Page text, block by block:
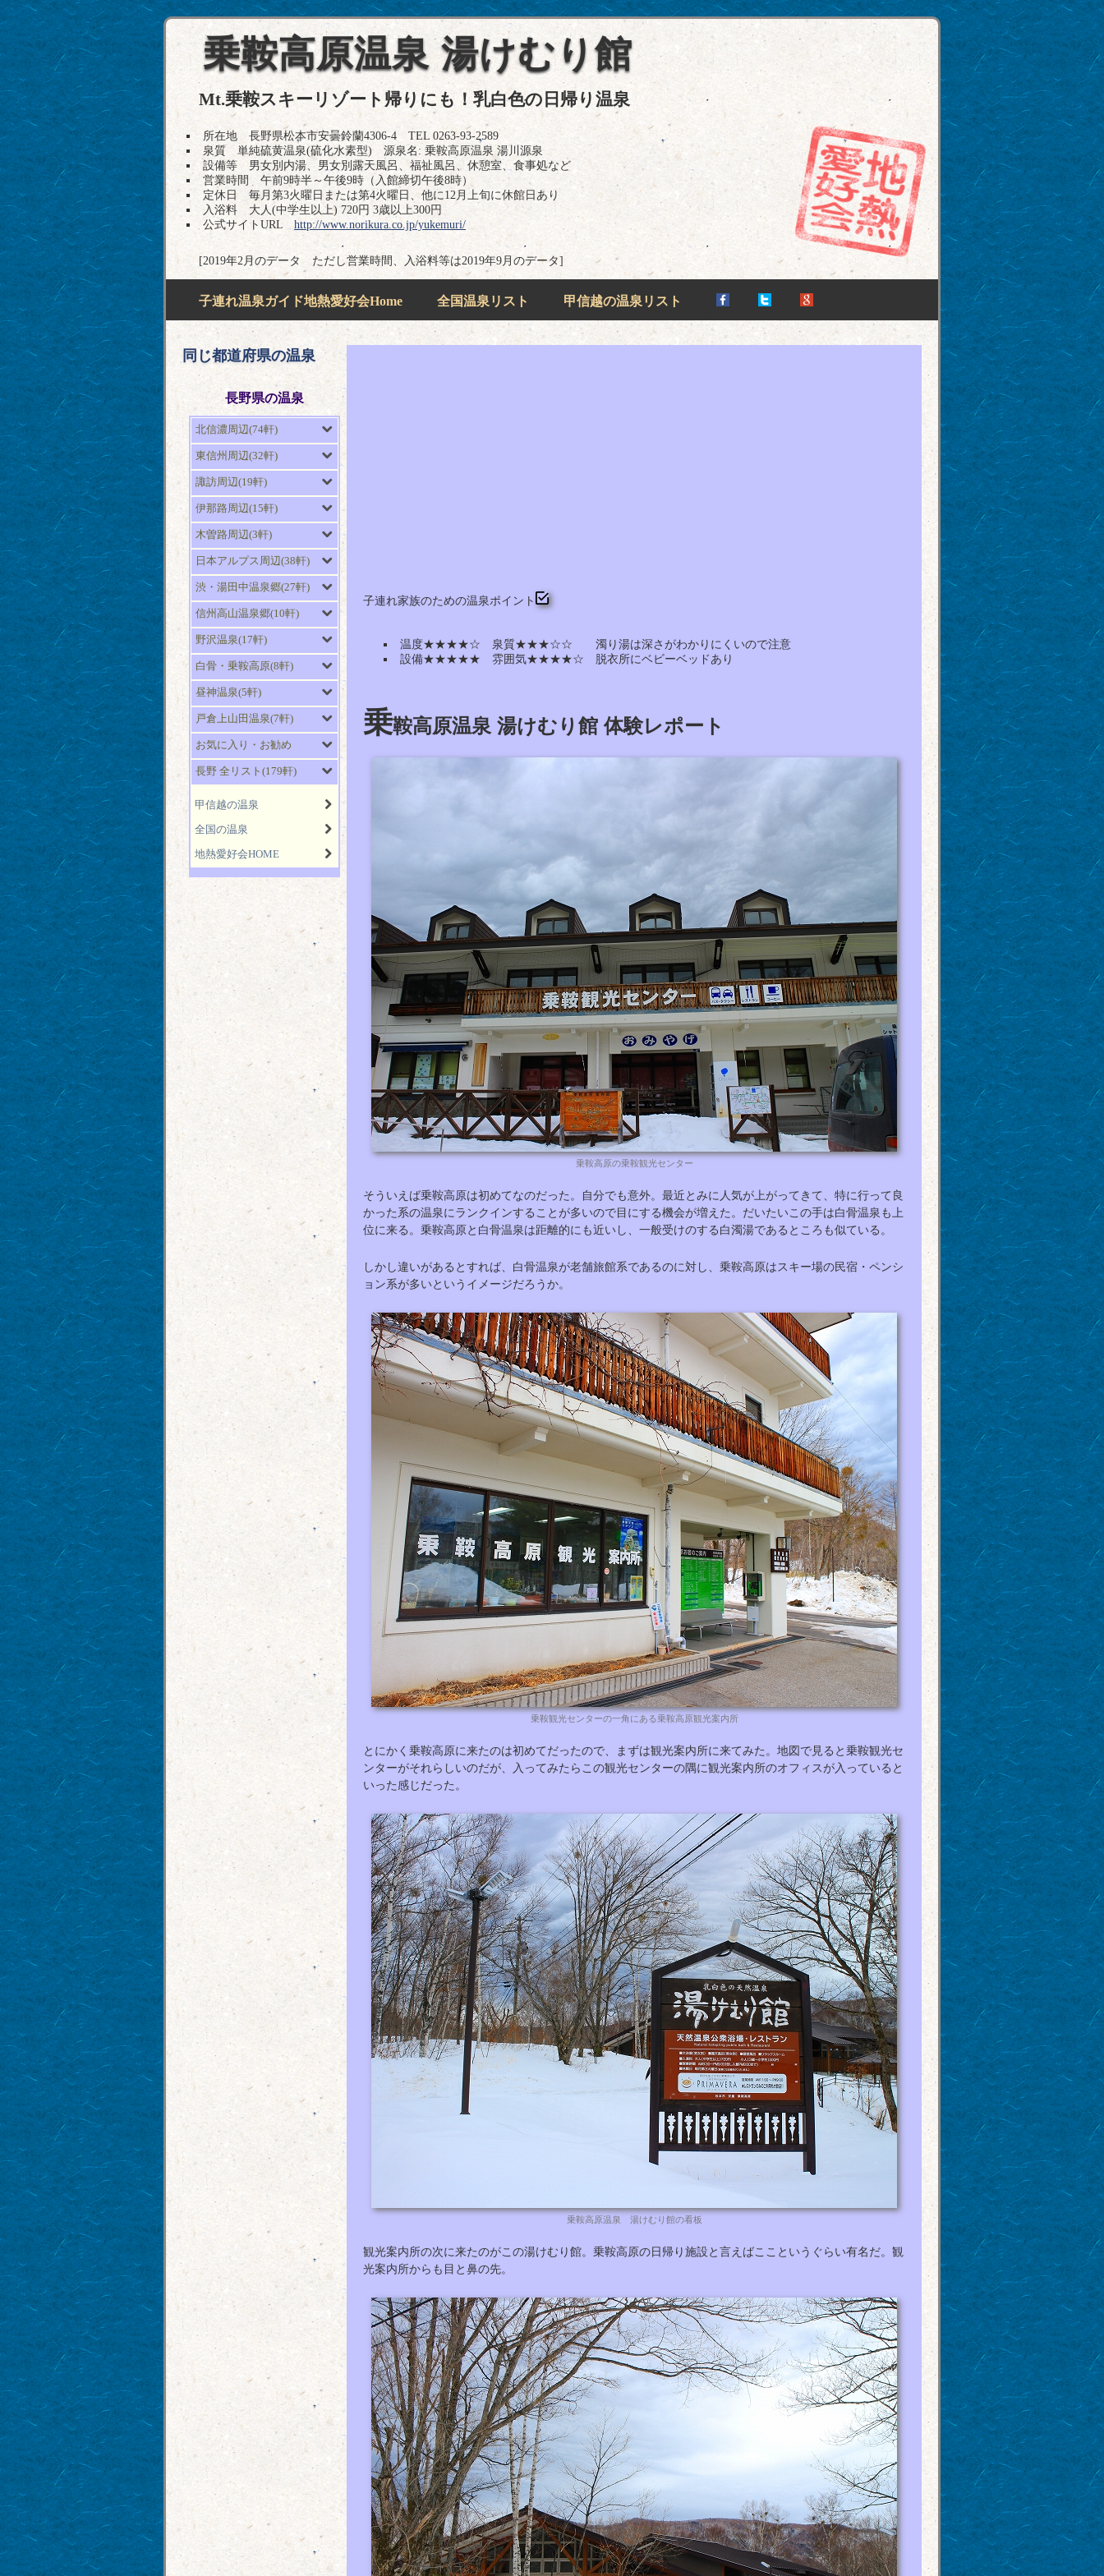
乗鞍高原温泉 湯けむり館
Mt.乗鞍スキーリゾート帰りにも！乳白色の日帰り温泉
所在地 長野県松本市安曇鈴蘭4306-4 TEL 0263-93-2589
泉質 単純硫黄温泉(硫化水素型) 源泉名: 乗鞍高原温泉 湯川源泉
設備等 男女別内湯、男女別露天風呂、福祉風呂、休憩室、食事処など
営業時間 午前9時半～午後9時（入館締切午後8時）
定休日 毎月第3火曜日または第4火曜日、他に12月上旬に休館日あり
入浴料 大人(中学生以上) 720円 3歳以上300円
公式サイトURL http://www.norikura.co.jp/yukemuri/
[2019年2月のデータ ただし営業時間、入浴料等は2019年9月のデータ]
子連れ温泉ガイド地熱愛好会Home 全国温泉リスト 甲信越の温泉リスト
子連れ家族のための温泉ポイント
温度★★★★☆ 泉質★★★☆☆ 濁り湯は深さがわかりにくいので注意
設備★★★★★ 雰囲気★★★★☆ 脱衣所にベビーベッドあり
乗鞍高原温泉 湯けむり館 体験レポート
乗鞍高原の乗鞍観光センター
そういえば乗鞍高原は初めてなのだった。自分でも意外。最近とみに人気が上がってきて、特に行って良
かった系の温泉にランクインすることが多いので目にする機会が増えた。だいたいこの手は白骨温泉も上
位に来る。乗鞍高原と白骨温泉は距離的にも近いし、一般受けのする白濁湯であるところも似ている。
しかし違いがあるとすれば、白骨温泉が老舗旅館系であるのに対し、乗鞍高原はスキー場の民宿・ペンシ
ョン系が多いというイメージだろうか。
乗鞍観光センターの一角にある乗鞍高原観光案内所
とにかく乗鞍高原に来たのは初めてだったので、まずは観光案内所に来てみた。地図で見ると乗鞍観光セ
ンターがそれらしいのだが、入ってみたらこの観光センターの隅に観光案内所のオフィスが入っていると
いった感じだった。
乗鞍高原温泉 湯けむり館の看板
観光案内所の次に来たのがこの湯けむり館。乗鞍高原の日帰り施設と言えばここというぐらい有名だ。観
光案内所からも目と鼻の先。
同じ都道府県の温泉